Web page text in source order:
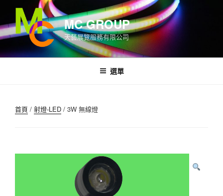
內
容
MC GROUP
天藝展覽服務有限公司
選單
首頁 / 射燈-LED / 3W 無線燈